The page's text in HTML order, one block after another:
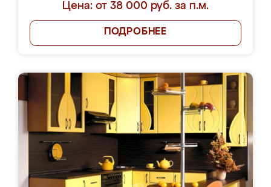
Цена: от 38 000 руб. за п.м.
ПОДРОБНЕЕ